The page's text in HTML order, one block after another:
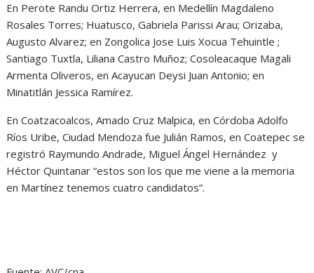
En Perote Randu Ortiz Herrera, en Medellín Magdaleno
Rosales Torres; Huatusco, Gabriela Parissi Arau; Orizaba,
Augusto Alvarez; en Zongolica Jose Luis Xocua Tehuintle ;
Santiago Tuxtla, Liliana Castro Muñoz; Cosoleacaque Magali
Armenta Oliveros, en Acayucan Deysi Juan Antonio; en
Minatitlán Jessica Ramírez.
En Coatzacoalcos, Amado Cruz Malpica, en Córdoba Adolfo
Ríos Uribe, Ciudad Mendoza fue Julián Ramos, en Coatepec se
registró Raymundo Andrade, Miguel Ángel Hernández y
Héctor Quintanar “estos son los que me viene a la memoria
en Martínez tenemos cuatro candidatos”.